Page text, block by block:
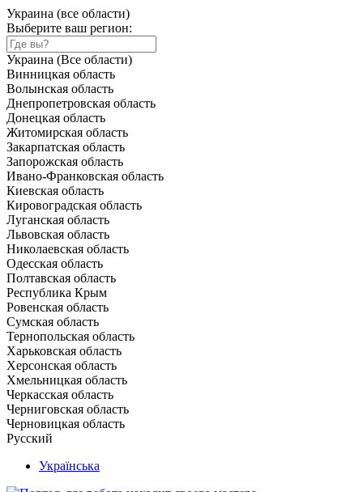
Украина (все области)
Выберите ваш регион:
Украина (Все области)
Винницкая область
Волынская область
Днепропетровская область
Донецкая область
Житомирская область
Закарпатская область
Запорожская область
Ивано-Франковская область
Киевская область
Кировоградская область
Луганская область
Львовская область
Николаевская область
Одесская область
Полтавская область
Республика Крым
Ровенская область
Сумская область
Тернопольская область
Харьковская область
Херсонская область
Хмельницкая область
Черкасская область
Черниговская область
Черновицкая область
Русский
Українська